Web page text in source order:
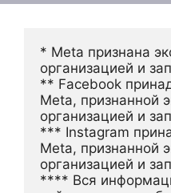
* Meta признана
организацией и
** Facebook
Meta, признанной
организацией и
*** Instagram
Meta, признанной
организацией и
**** Вся